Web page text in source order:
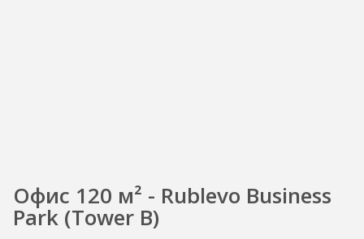
Офис 120 м² - Rublevo Business
Park (Tower B)